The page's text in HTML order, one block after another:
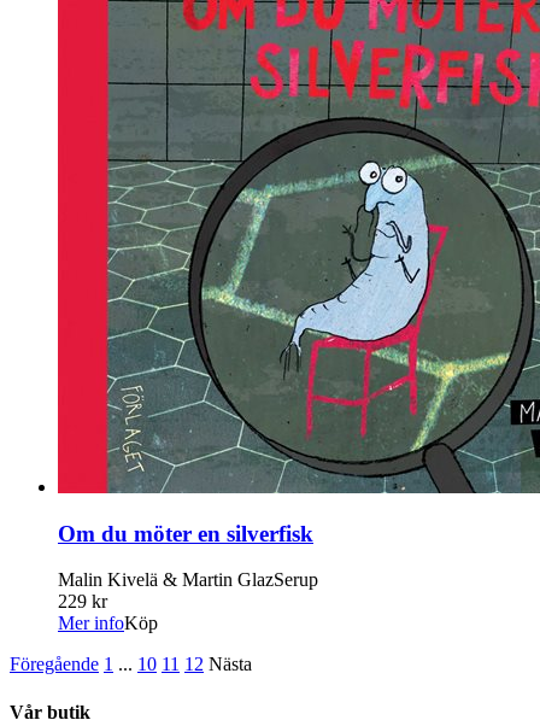
Om du möter en silverfisk
Malin Kivelä & Martin GlazSerup
229 kr
Mer infoKöp
Föregående 1 ... 10 11 12 Nästa
Vår butik